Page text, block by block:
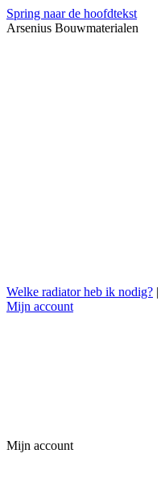
Spring naar de hoofdtekst
Arsenius Bouwmaterialen
Welke radiator heb ik nodig? |
Mijn account
Mijn account